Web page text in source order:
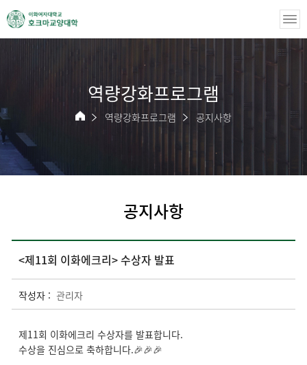
역량강화프로그램
역량강화프로그램 공지사항
공지사항
<제11회 이화에크리> 수상자 발표
작성자 : 관리자
제11회 이화에크리 수상자를 발표합니다.
수상을 진심으로 축하합니다.🎉🎉🎉